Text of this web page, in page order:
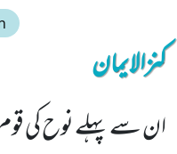
کنزالایمان
ان سے پہلے نوح کی